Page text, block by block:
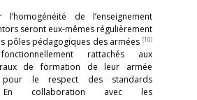
de l’enseignement
seront eux-mêmes régulièrement
pôles pédagogiques des armées (10)
rattachés aux
de formation de leur armée
pour le respect des standards
En collaboration avec les